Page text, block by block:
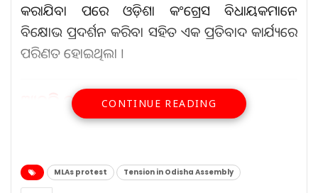
କରାଯିବା ପରେ ଓଡ଼ିଶା କଂଗ୍ରେସ ବିଧାୟକମାନେ
ବିକ୍ଷୋଭ ପ୍ରଦର୍ଶନ କରିବା ସହିତ ଏକ ପ୍ରତିବାଦ କାର୍ଯ୍ୟରେ
ପରିଣତ ହୋଇଥିଲା ।
ଆହୁରି ପଢ଼ନ୍ତୁ...
Aug 7, 2026
CONTINUE READING
MLAs protest Tension in Odisha Assembly